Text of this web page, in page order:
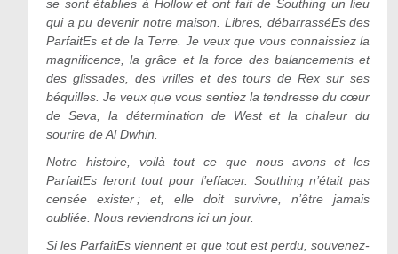
se sont établies à Hollow et ont fait de Southing un lieu
qui a pu devenir notre maison. Libres, débarrasséEs des
ParfaitEs et de la Terre. Je veux que vous connaissiez la
magnificence, la grâce et la force des balancements et
des glissades, des vrilles et des tours de Rex sur ses
béquilles. Je veux que vous sentiez la tendresse du cœur
de Seva, la détermination de West et la chaleur du
sourire de Al Dwhin.
Notre histoire, voilà tout ce que nous avons et les
ParfaitEs feront tout pour l’effacer. Southing n’était pas
censée exister ; et, elle doit survivre, n’être jamais
oubliée. Nous reviendrons ici un jour.
Si les ParfaitEs viennent et que tout est perdu, souvenez-